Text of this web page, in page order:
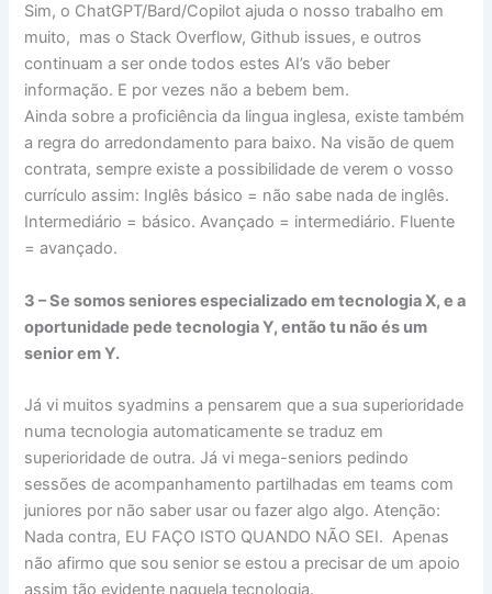
Sim, o ChatGPT/Bard/Copilot ajuda o nosso trabalho em
muito, mas o Stack Overflow, Github issues, e outros
continuam a ser onde todos estes AI’s vão beber
informação. E por vezes não a bebem bem.
Ainda sobre a proficiência da lingua inglesa, existe também
a regra do arredondamento para baixo. Na visão de quem
contrata, sempre existe a possibilidade de verem o vosso
currículo assim: Inglês básico = não sabe nada de inglês.
Intermediário = básico. Avançado = intermediário. Fluente
= avançado.
3 – Se somos seniores especializado em tecnologia X, e a
oportunidade pede tecnologia Y, então tu não és um
senior em Y.
Já vi muitos syadmins a pensarem que a sua superioridade
numa tecnologia automaticamente se traduz em
superioridade de outra. Já vi mega-seniors pedindo
sessões de acompanhamento partilhadas em teams com
juniores por não saber usar ou fazer algo algo. Atenção:
Nada contra, EU FAÇO ISTO QUANDO NÃO SEI. Apenas
não afirmo que sou senior se estou a precisar de um apoio
assim tão evidente naquela tecnologia.